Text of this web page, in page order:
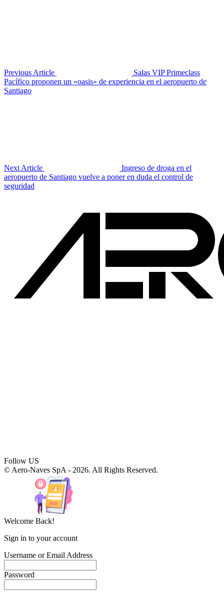
Previous Article
Salas VIP Primeclass
Pacífico proponen un «oasis» de experiencia en el aeropuerto de
Santiago
Next Article
Ingreso de droga en el
aeropuerto de Santiago vuelve a poner en duda el control de
seguridad
Follow US
© Aero-Naves SpA - 2026. All Rights Reserved.
Welcome Back!
Sign in to your account
Username or Email Address
Password